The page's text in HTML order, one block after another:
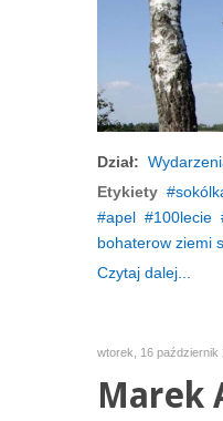
Dział:
Etykiety
apel
100lecie
bohaterow ziemi
Czytaj dalej...
wtorek, 16 październik
Marek